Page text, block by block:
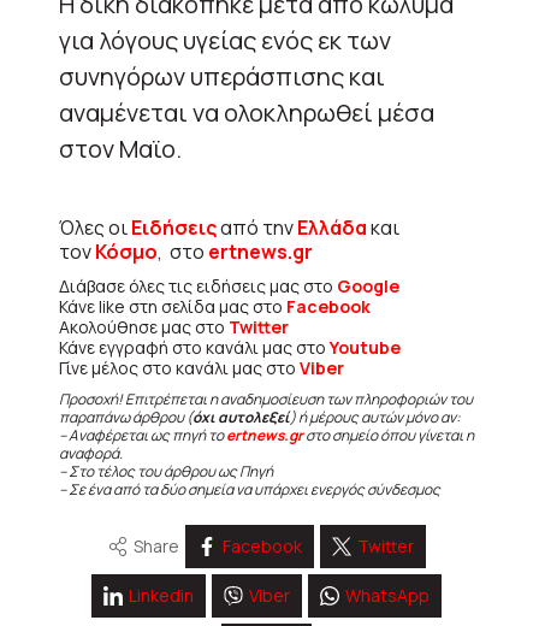
για λόγους υγείας ενός εκ των
συνηγόρων υπεράσπισης και
αναμένεται να ολοκληρωθεί μέσα
στον Μαϊο.
Όλες οιΕιδήσειςαπό τηνΕλλάδακαι
τονΚόσμο, στο ertnews.gr
Διάβασε όλες τις ειδήσεις μας στο Google
Κάνε like στη σελίδα μας στο Facebook
Ακολούθησε μας στο Twitter
Κάνε εγγραφή στο κανάλι μας στοYoutube
Γίνε μέλος στο κανάλι μας στο Viber
Προσοχή! Επιτρέπεται η αναδημοσίευση των πληροφοριών του
παραπάνω άρθρου (όχι αυτολεξεί) ή μέρους αυτών μόνο αν:
– Αναφέρεται ως πηγή τοertnews.grστο σημείο όπου γίνεται η
αναφορά.
– Στο τέλος του άρθρου ως Πηγή
– Σε ένα από τα δύο σημεία να υπάρχει ενεργός σύνδεσμος
Share Facebook Twitter
Linkedin Viber WhatsApp